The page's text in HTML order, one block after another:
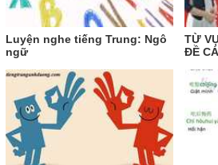
Luyện nghe tiếng Trung: Ngô
ngữ
TỪ
ĐỀ